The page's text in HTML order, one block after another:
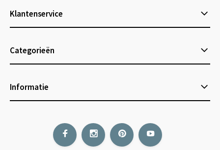
Klantenservice
Categorieën
Informatie